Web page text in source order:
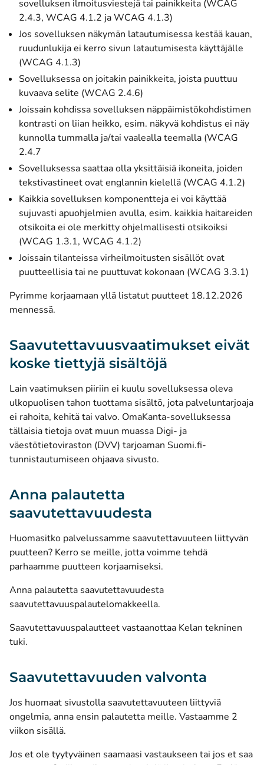
sovelluksen ilmoitusviestejä tai painikkeita (WCAG
2.4.3, WCAG 4.1.2 ja WCAG 4.1.3)
Jos sovelluksen näkymän latautumisessa kestää kauan,
ruudunlukija ei kerro sivun latautumisesta käyttäjälle
(WCAG 4.1.3)
Sovelluksessa on joitakin painikkeita, joista puuttuu
kuvaava selite (WCAG 2.4.6)
Joissain kohdissa sovelluksen näppäimistökohdistimen
kontrasti on liian heikko, esim. näkyvä kohdistus ei näy
kunnolla tummalla ja/tai vaalealla teemalla (WCAG
2.4.7
Sovelluksessa saattaa olla yksittäisiä ikoneita, joiden
tekstivastineet ovat englannin kielellä (WCAG 4.1.2)
Kaikkia sovelluksen komponentteja ei voi käyttää
sujuvasti apuohjelmien avulla, esim. kaikkia haitareiden
otsikoita ei ole merkitty ohjelmallisesti otsikoiksi
(WCAG 1.3.1, WCAG 4.1.2)
Joissain tilanteissa virheilmoitusten sisällöt ovat
puutteellisia tai ne puuttuvat kokonaan (WCAG 3.3.1)
Pyrimme korjaamaan yllä listatut puutteet 18.12.2026
mennessä.
Saavutettavuusvaatimukset eivät
koske tiettyjä sisältöjä
Lain vaatimuksen piiriin ei kuulu sovelluksessa oleva
ulkopuolisen tahon tuottama sisältö, jota palveluntarjoaja
ei rahoita, kehitä tai valvo. OmaKanta-sovelluksessa
tällaisia tietoja ovat muun muassa Digi- ja
väestötietoviraston (DVV) tarjoaman Suomi.fi-
tunnistautumiseen ohjaava sivusto.
Anna palautetta
saavutettavuudesta
Huomasitko palvelussamme saavutettavuuteen liittyvän
puutteen? Kerro se meille, jotta voimme tehdä
parhaamme puutteen korjaamiseksi.
Anna palautetta saavutettavuudesta
saavutettavuuspalautelomakkeella.
Saavutettavuuspalautteet vastaanottaa Kelan tekninen
tuki.
Saavutettavuuden valvonta
Jos huomaat sivustolla saavutettavuuteen liittyviä
ongelmia, anna ensin palautetta meille. Vastaamme 2
viikon sisällä.
Jos et ole tyytyväinen saamaasi vastaukseen tai jos et saa